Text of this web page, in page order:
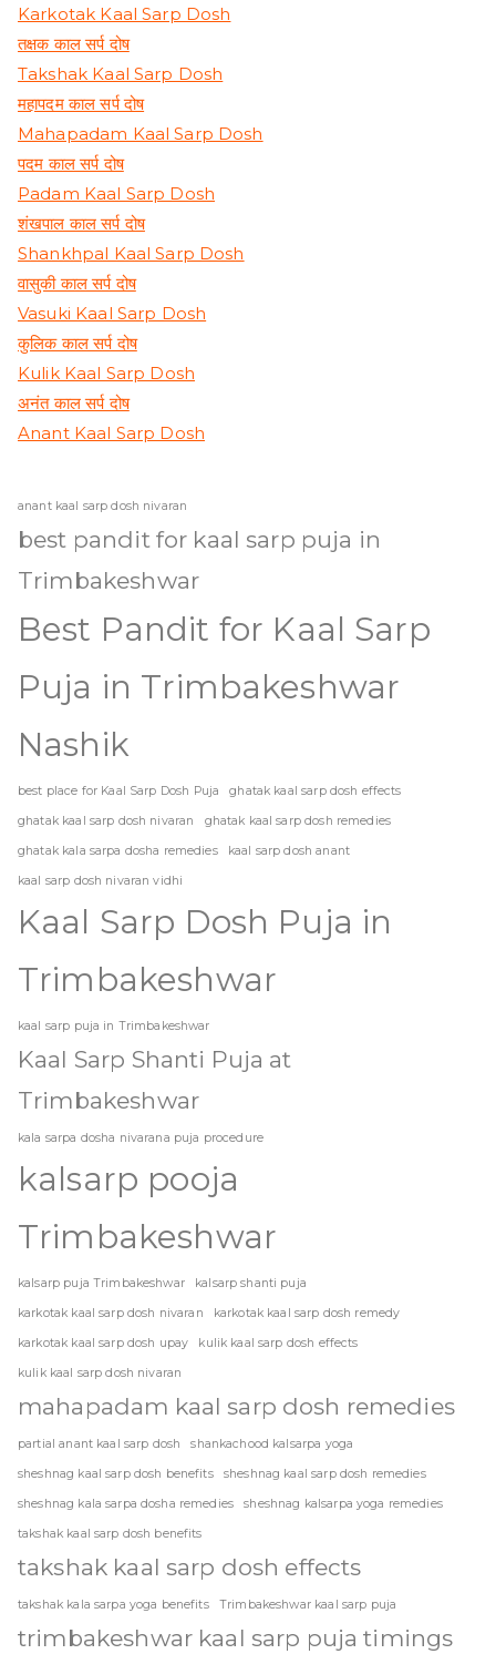
Karkotak Kaal Sarp Dosh
तक्षक काल सर्प दोष
Takshak Kaal Sarp Dosh
महापदम काल सर्प दोष
Mahapadam Kaal Sarp Dosh
पदम काल सर्प दोष
Padam Kaal Sarp Dosh
शंखपाल काल सर्प दोष
Shankhpal Kaal Sarp Dosh
वासुकी काल सर्प दोष
Vasuki Kaal Sarp Dosh
कुलिक काल सर्प दोष
Kulik Kaal Sarp Dosh
अनंत काल सर्प दोष
Anant Kaal Sarp Dosh
anant kaal sarp dosh nivaran
best pandit for kaal sarp puja in
Trimbakeshwar
Best Pandit for Kaal Sarp
Puja in Trimbakeshwar
Nashik
best place for Kaal Sarp Dosh Puja ghatak kaal sarp dosh effects
ghatak kaal sarp dosh nivaran ghatak kaal sarp dosh remedies
ghatak kala sarpa dosha remedies kaal sarp dosh anant
kaal sarp dosh nivaran vidhi
Kaal Sarp Dosh Puja in
Trimbakeshwar
kaal sarp puja in Trimbakeshwar
Kaal Sarp Shanti Puja at
Trimbakeshwar
kala sarpa dosha nivarana puja procedure
kalsarp pooja
Trimbakeshwar
kalsarp puja Trimbakeshwar kalsarp shanti puja
karkotak kaal sarp dosh nivaran karkotak kaal sarp dosh remedy
karkotak kaal sarp dosh upay kulik kaal sarp dosh effects
kulik kaal sarp dosh nivaran
mahapadam kaal sarp dosh remedies
partial anant kaal sarp dosh shankachood kalsarpa yoga
sheshnag kaal sarp dosh benefits sheshnag kaal sarp dosh remedies
sheshnag kala sarpa dosha remedies sheshnag kalsarpa yoga remedies
takshak kaal sarp dosh benefits
takshak kaal sarp dosh effects
takshak kala sarpa yoga benefits Trimbakeshwar kaal sarp puja
trimbakeshwar kaal sarp puja timings